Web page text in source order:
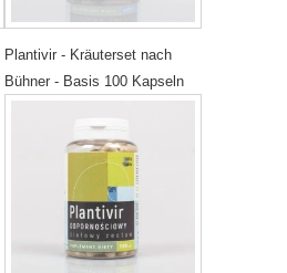
Plantivir - Kräuterset nach
Bühner - Basis 100 Kapseln